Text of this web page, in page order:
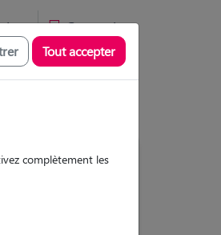
Connexion
Tout accepter
complètement les